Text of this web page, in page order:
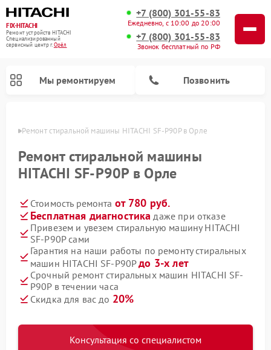
FIX-HITACHI
Ремонт устройств HITACHI
Специализированный
cервисный центр г.Орёл
+7 (800) 301-55-83
Ежедневно, с 10:00 до 20:00
+7 (800) 301-55-83
Звонок бесплатный по РФ
Мы ремонтируем Позвонить
Ремонт стиральной машины HITACHI SF-P90P в Орле
Ремонт стиральной машины
HITACHI SF-P90P в Орле
Стоимость ремонта от 780 руб.
Бесплатная диагностика даже при отказе
Привезем и увезем стиральную машину HITACHI
SF-P90P сами
Гарантия на наши работы по ремонту стиральных
машин HITACHI SF-P90Pдо 3-х лет
Срочный ремонт стиральных машин HITACHI SF-
P90P в течении часа
Скидка для вас до 20%
Консультация со специалистом